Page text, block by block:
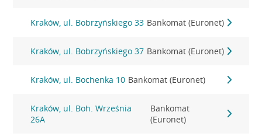
Kraków, ul. Bobrzyńskiego 33 Bankomat (Euronet)
Kraków, ul. Bobrzyńskiego 37 Bankomat (Euronet)
Kraków, ul. Bochenka 10 Bankomat (Euronet)
Kraków, ul. Boh. Września
26A
Bankomat
(Euronet)